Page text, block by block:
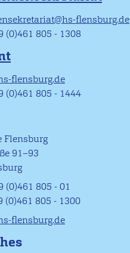
flensburg.de
(0)461 805 - 1308
flensburg.de
(0)461 805 - 1444
Flensburg
91–93
(0)461 805 - 01
(0)461 805 - 1300
flensburg.de